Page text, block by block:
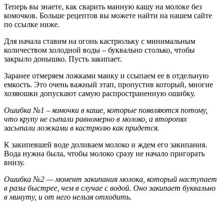
Теперь вы знаете, как сварить манную кашу на молоке без
комочков. Больше рецептов вы можете найти на нашем сайте
по ссылке ниже.
Для начала ставим на огонь кастрюльку с минимальным
количеством холодной воды – буквально столько, чтобы
закрыло донышко. Пусть закипает.
Заранее отмеряем ложками манку и ссыпаем ее в отдельную
емкость. Это очень важный этап, пропустив который, многие
хозяюшки допускают самую распространенную ошибку.
Ошибка №1 – комочки в каше, которые появляются потому,
что крупу не сыпали равномерно в молоко, а второпях
засыпали ложками в кастрюлю как придется.
К закипевшей воде доливаем молоко и ждем его закипания.
Вода нужна была, чтобы молоко сразу не начало пригорать
внизу.
Ошибка №2 — момент закипания молока, который наступает
в разы быстрее, чем в случае с водой. Оно закипает буквально
в минуту, и от него нельзя отходить.